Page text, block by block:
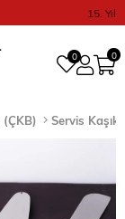
15. Yıl
0
0
(ÇKB) Servis Kaşık